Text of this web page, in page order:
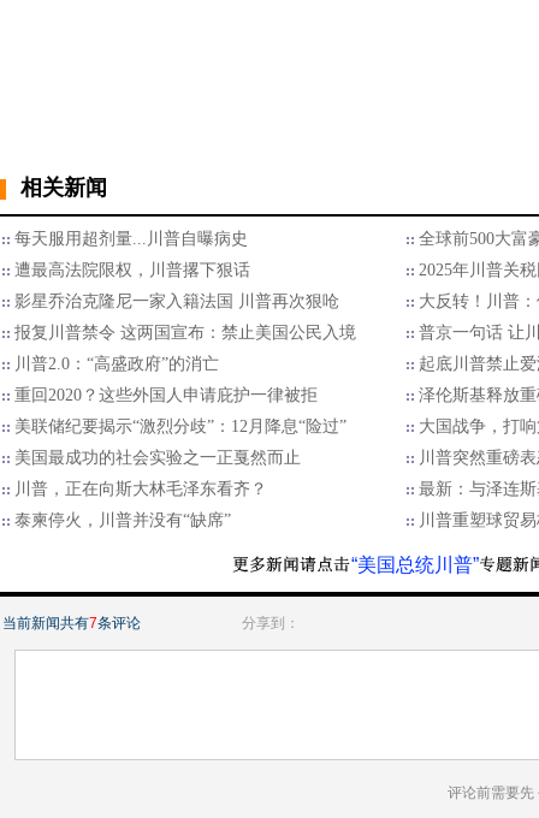
相关新闻
每天服用超剂量...川普自曝病史
全球前500大富
遭最高法院限权，川普撂下狠话
2025年川普关
影星乔治克隆尼一家入籍法国 川普再次狠呛
大反转！川普
报复川普禁令 这两国宣布：禁止美国公民入境
普京一句话 让
川普2.0：“高盛政府”的消亡
起底川普禁止
重回2020？这些外国人申请庇护一律被拒
泽伦斯基释放
美联储纪要揭示“激烈分歧”：12月降息“险过”
大国战争，打
美国最成功的社会实验之一正戛然而止
川普突然重磅
川普，正在向斯大林毛泽东看齐？
最新：与泽连
泰柬停火，川普并没有“缺席”
川普重塑球贸
“美国总统川普”
当前新闻共有7条评论 分享到：
评论前需要先